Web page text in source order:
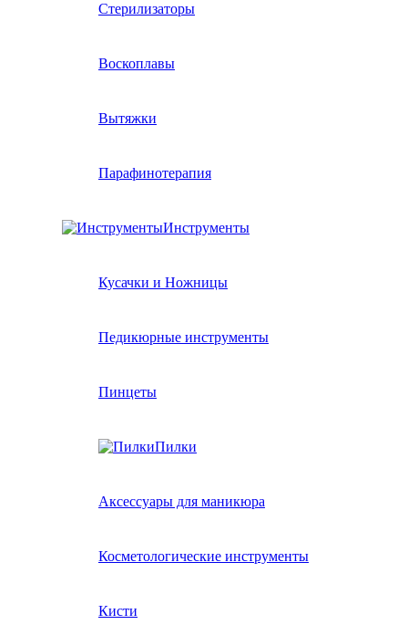
Стерилизаторы
Воскоплавы
Вытяжки
Парафинотерапия
Инструменты
Кусачки и Ножницы
Педикюрные инструменты
Пинцеты
Пилки
Аксессуары для маникюра
Косметологические инструменты
Кисти